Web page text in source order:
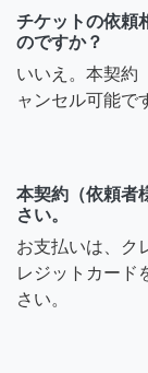
チケットの依頼
のですか？
いいえ。本契約
ャンセル可能で
本契約（依頼者
さい。
お支払いは、ク
レジットカード
さい。